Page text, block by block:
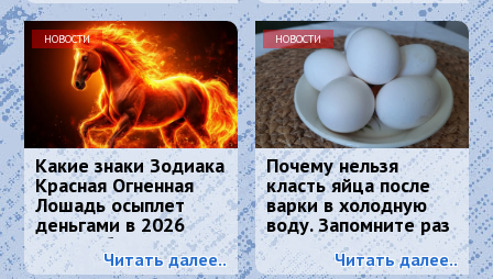
НОВОСТИ
Какие знаки Зодиака
Красная Огненная
Лошадь осыплет
деньгами в 2026
году: 4 баловня
СудьбыЧитать далее..
НОВОСТИ
Почему нельзя
класть яйца после
варки в холодную
воду. Запомните раз
и навсегда
Читать далее..